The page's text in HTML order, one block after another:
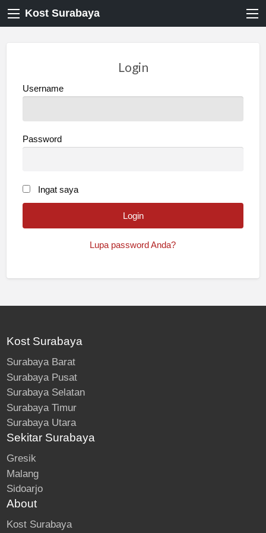
Kost Surabaya
Login
Username
Password
Ingat saya
Lupa password Anda?
Kost Surabaya
Surabaya Barat
Surabaya Pusat
Surabaya Selatan
Surabaya Timur
Surabaya Utara
Sekitar Surabaya
Gresik
Malang
Sidoarjo
About
Kost Surabaya